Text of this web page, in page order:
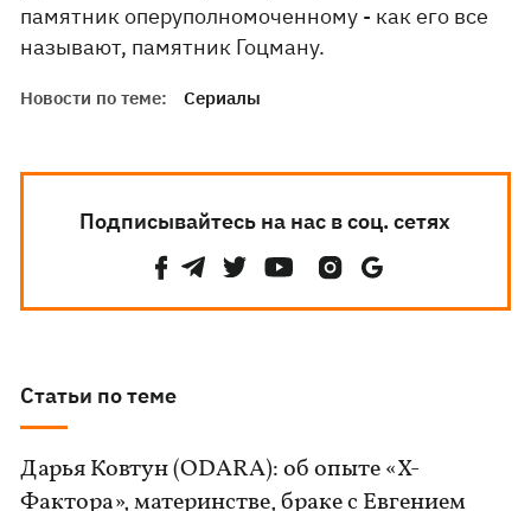
памятник оперуполномоченному - как его все
называют, памятник Гоцману.
Новости по теме: Сериалы
Подписывайтесь на нас в соц. сетях
Статьи по теме
Дарья Ковтун (ODARA): об опыте «Х-
Фактора», материнстве, браке с Евгением